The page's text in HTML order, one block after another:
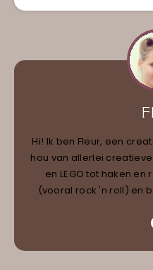
Hi! Ik ben Fleur, een
hou van allerlei
en LEGO tot haken
(vooral rock 'n roll) en